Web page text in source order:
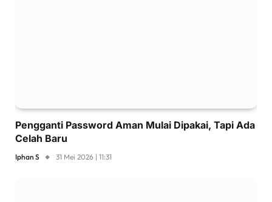
Pengganti Password Aman Mulai Dipakai, Tapi Ada
Celah Baru
Iphan S 31 Mei 2026 | 11:31